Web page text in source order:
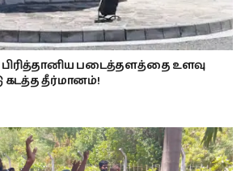
படைத்தளத்தை உளவு
கடத்த தீர்மானம்!